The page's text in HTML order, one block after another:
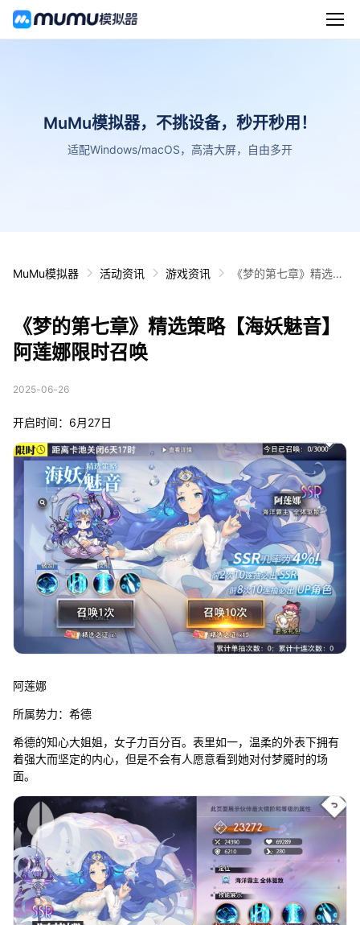
MuMu模拟器，不挑设备，秒开秒用！
适配Windows/macOS，高清大屏，自由多开
MuMu模拟器 活动资讯 游戏资讯
《梦的第七章》精选策
《梦的第七章》精选策略【海妖魅音】
阿莲娜限时召唤
2025-06-26
开启时间：6月27日
阿莲娜
所属势力：希德
希德的知心大姐姐，女子力百分百。表里如一，温柔的外表下拥有
着强大而坚定的内心，但是不会有人愿意看到她对付梦魇时的场
面。